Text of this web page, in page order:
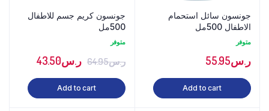
جونسون سائل استحمام
الاطفال 500مل
متوفر
ر.س55.95
Add to cart
جونسون كريم جسم للاطفال
500مل
متوفر
ر.س64.95 ر.س43.50
Add to cart